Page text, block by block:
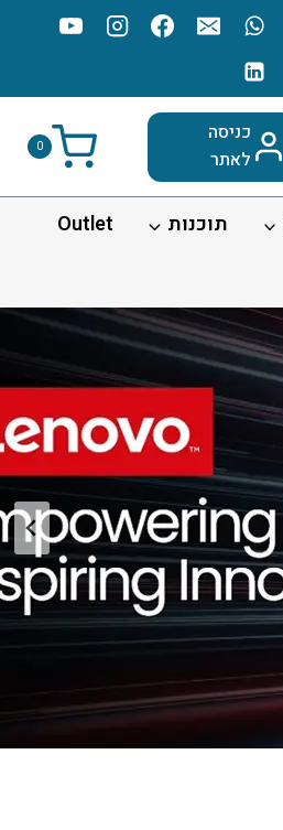
כניסה
לאתר
0
תוכנות
Outlet